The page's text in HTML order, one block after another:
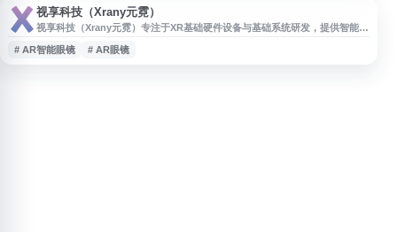
视享科技（Xrany元霓）
视享科技（Xrany元霓）专注于XR基础硬件设备与基础系统研发，提供智能眼
应用场景与较全面的功能，适用于巨幕观影等多种体验场景。
# AR智能眼镜 # AR眼镜